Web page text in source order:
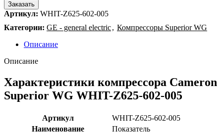
Заказать
Артикул: WHIT-Z625-602-005
Категории: GE - general electric, Компрессоры Superior WG
Описание
Описание
Характеристики компрессора Cameron
Superior WG WHIT-Z625-602-005
Артикул
WHIT-Z625-602-005
Наименование
Показатель